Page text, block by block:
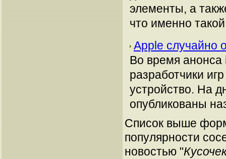
элементы, а
что именно
Apple случайно
Во время анонса
разработчики
устройство. На
опубликованы
Список выше
популярности
новостью "